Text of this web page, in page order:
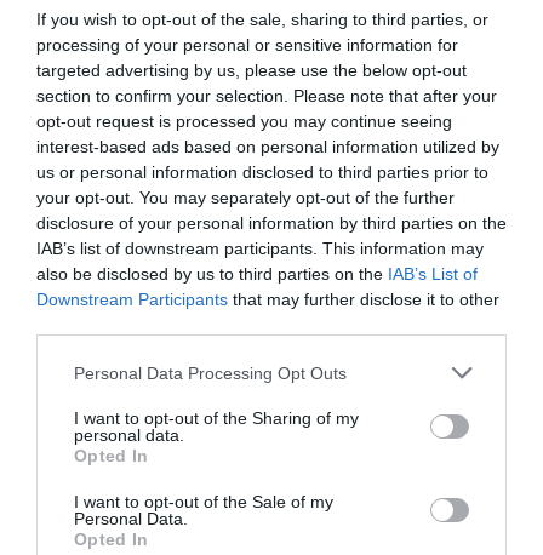
If you wish to opt-out of the sale, sharing to third parties, or
processing of your personal or sensitive information for
targeted advertising by us, please use the below opt-out
section to confirm your selection. Please note that after your
opt-out request is processed you may continue seeing
interest-based ads based on personal information utilized by
us or personal information disclosed to third parties prior to
your opt-out. You may separately opt-out of the further
disclosure of your personal information by third parties on the
IAB’s list of downstream participants. This information may
also be disclosed by us to third parties on the IAB’s List of
Downstream Participants that may further disclose it to other
Personal Data Processing Opt Outs
I want to opt-out of the Sharing of my
personal data.
Opted In
I want to opt-out of the Sale of my
Personal Data.
Opted In